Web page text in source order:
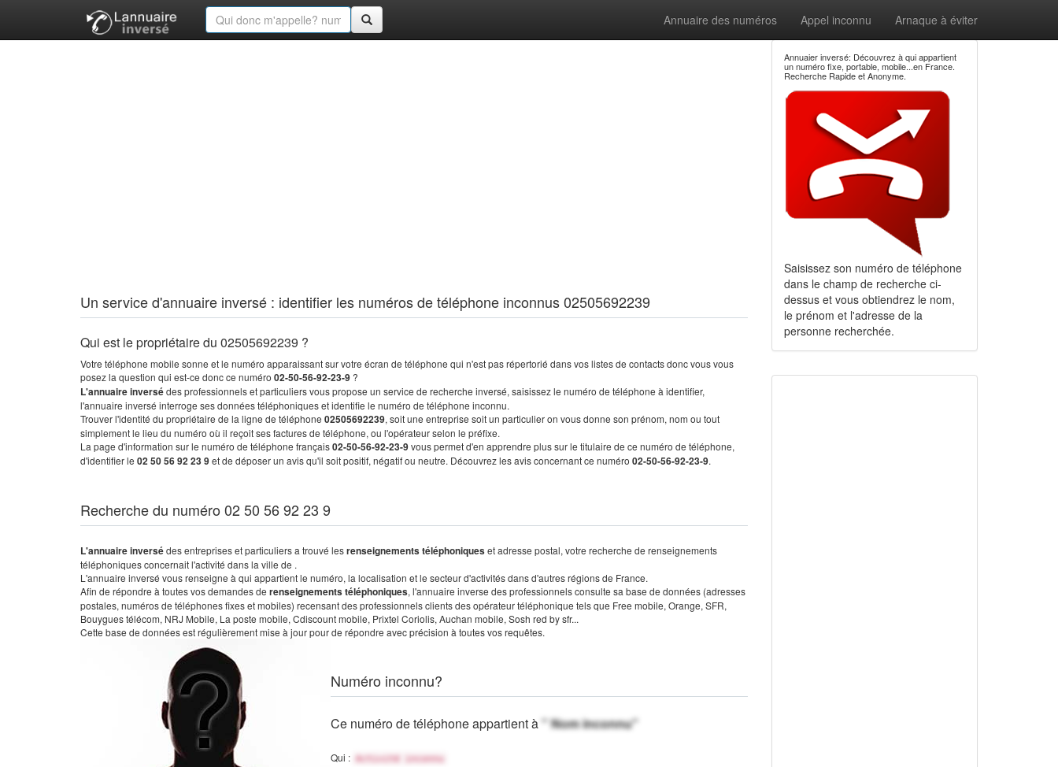
Annuaire des numéros Appel inconnu Arnaque à éviter
Un service d'annuaire inversé : identifier les numéros de téléphone inconnus 02505692239
Qui est le propriétaire du 02505692239 ?
Votre téléphone mobile sonne et le numéro apparaissant sur votre écran de téléphone qui n'est pas répertorié dans vos listes de contacts donc vous vous
posez la question qui est-ce donc ce numéro 02-50-56-92-23-9 ?
L'annuaire inversédes professionnels et particuliers vous propose un service de recherche inversé, saisissez le numéro de téléphone à identifier,
l'annuaire inversé interroge ses données téléphoniques et identifie le numéro de téléphone inconnu.
Trouver l'identité du propriétaire de la ligne de téléphone 02505692239, soit une entreprise soit un particulier on vous donne son prénom, nom ou tout
simplement le lieu du numéro où il reçoit ses factures de téléphone, ou l'opérateur selon le préfixe.
La page d'information sur le numéro de téléphone français02-50-56-92-23-9vous permet d'en apprendre plus sur le titulaire de ce numéro de téléphone,
d'identifier le 02 50 56 92 23 9et de déposer un avis qu'il soit positif, négatif ou neutre. Découvrez les avis concernant ce numéro 02-50-56-92-23-9.
Recherche du numéro 02 50 56 92 23 9
L'annuaire inversédes entreprises et particuliers a trouvé lesrenseignements téléphoniqueset adresse postal, votre recherche de renseignements
téléphoniques concernait l'activité dans la ville de .
L'annuaire inversé vous renseigne à qui appartient le numéro, la localisation et le secteur d'activités dans d'autres régions de France.
Afin de répondre à toutes vos demandes de renseignements téléphoniques, l'annuaire inverse des professionnels consulte sa base de données (adresses
postales, numéros de téléphones fixes et mobiles) recensant des professionnels clients des opérateur téléphonique tels que Free mobile, Orange, SFR,
Bouygues télécom, NRJ Mobile, La poste mobile, Cdiscount mobile, Prixtel Coriolis, Auchan mobile, Sosh red by sfr...
Cette base de données est régulièrement mise à jour pour de répondre avec précision à toutes vos requêtes.
Numéro inconnu?
Ce numéro de téléphone appartient à" Nom inconnu"
Qui : Activité inconnu
Annuaier inversé: Découvrez à qui appartient
un numéro fixe, portable, mobile...en France.
Recherche Rapide et Anonyme.
Saisissez son numéro de téléphone
dans le champ de recherche ci-
dessus et vous obtiendrez le nom,
le prénom et l'adresse de la
personne recherchée.